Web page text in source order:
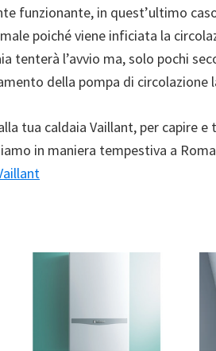
funzionante, in quest’ultimo
poiché viene inficiata la
tenterà l’avvio ma, solo pochi
della pompa di circolazione
tua caldaia Vaillant, per capire e
in maniera tempestiva a